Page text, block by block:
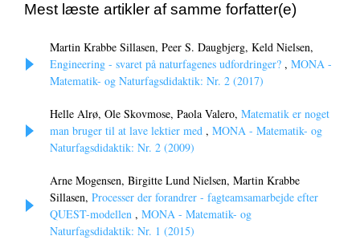
Mest læste artikler af samme forfatter(e)
Martin Krabbe Sillasen, Peer S. Daugbjerg, Keld Nielsen,
Engineering - svaret på naturfagenes udfordringer? , MONA -
Matematik- og Naturfagsdidaktik: Nr. 2 (2017)
Helle Alrø, Ole Skovmose, Paola Valero, Matematik er noget
man bruger til at lave lektier med , MONA - Matematik- og
Naturfagsdidaktik: Nr. 2 (2009)
Arne Mogensen, Birgitte Lund Nielsen, Martin Krabbe
Sillasen, Processer der forandrer - fagteamsamarbejde efter
QUEST-modellen , MONA - Matematik- og
Naturfagsdidaktik: Nr. 1 (2015)